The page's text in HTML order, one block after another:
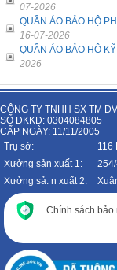
07-2026
QUẦN ÁO BẢO HỘ
16-07-2026
QUẦN ÁO BẢO HỘ
2026
CÔNG TY TNHH SX TM
SỐ ĐKKD: 0304084805
CẤP NGÀY: 11/11/2005
Trụ sở:
116
Xưởng sản xuất 1:
Xưởng sả. n xuất 2:
Chính sách bảo